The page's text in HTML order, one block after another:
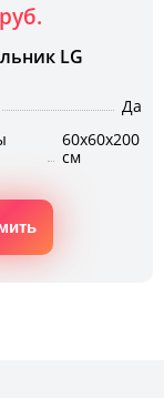
LG
Да
60х60х200
см